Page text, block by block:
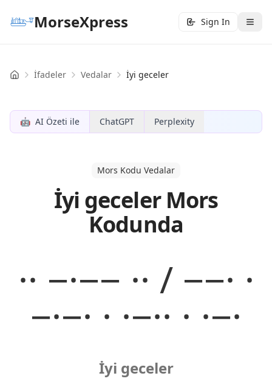
MorseXpress Sign In
Home İfadeler Vedalar İyi geceler
🤖 AI Özeti ile ChatGPT Perplexity
Mors Kodu Vedalar
İyi geceler Mors
Kodunda
·· −·−− ·· / −−· ·
−·−· · ·−·· · ·−·
İyi geceler